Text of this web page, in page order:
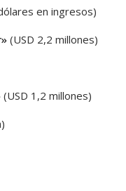
en ingresos)
(USD 2,2 millones)
(USD 1,2 millones)